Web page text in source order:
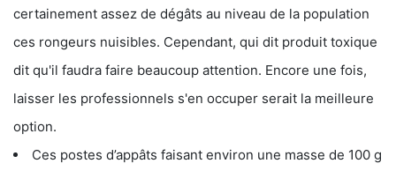
certainement assez de dégâts au niveau de la population
ces rongeurs nuisibles. Cependant, qui dit produit toxique
dit qu'il faudra faire beaucoup attention. Encore une fois,
laisser les professionnels s'en occuper serait la meilleure
option.
Ces postes d’appâts faisant environ une masse de 100 g